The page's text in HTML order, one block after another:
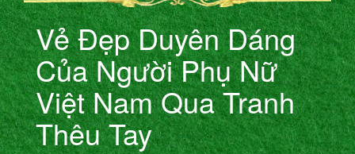
Vẻ Đẹp Duyên Dáng
Của Người Phụ Nữ
Việt Nam Qua Tranh
Thêu Tay